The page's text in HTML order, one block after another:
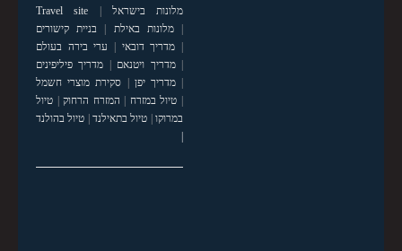
מלונות בישראל |
Travel site
|מלונות באילת | בניית קישורים
| מדריך דובאי | ערי בירה בעולם
|מדריך ויטנאם | מדריך פיליפינים
|מדריך יפן | סקירת מוצרי חשמל
| טיול במזרח | המזרח הרחוק| טיול
במרוקו| טיול בתאילנד| טיול בהולנד
|